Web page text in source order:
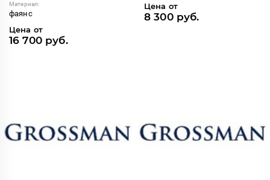
Материал:
фаянс
Цена от
16 700 руб.
Цена от
8 300 руб.